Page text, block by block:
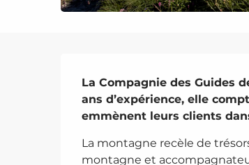
Description
La Compagnie des Guides
ans d’expérience, elle
emmènent leurs clients
La montagne recèle de
montagne et